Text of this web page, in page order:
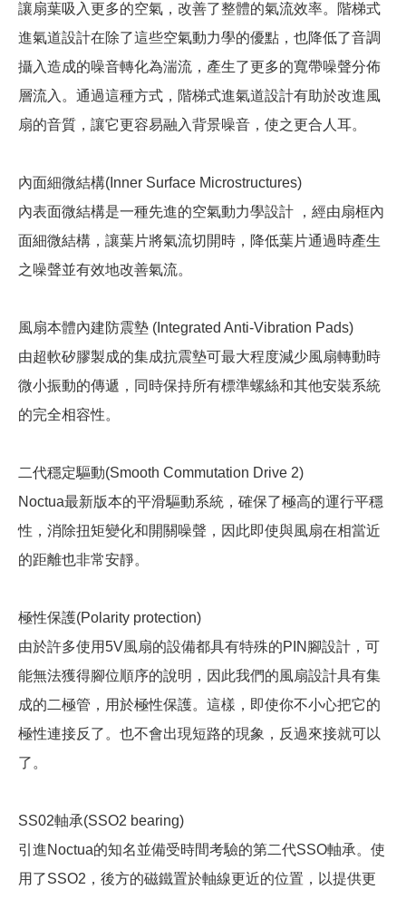
讓扇葉吸入更多的空氣，改善了整體的氣流效率。階梯式
進氣道設計在除了這些空氣動力學的優點，也降低了音調
攝入造成的噪音轉化為湍流，產生了更多的寬帶噪聲分佈
層流入。通過這種方式，階梯式進氣道設計有助於改進風
扇的音質，讓它更容易融入背景噪音，使之更合人耳。
內面細微結構(Inner Surface Microstructures)
內表面微結構是一種先進的空氣動力學設計 ，經由扇框內
面細微結構，讓葉片將氣流切開時，降低葉片通過時產生
之噪聲並有效地改善氣流。
風扇本體內建防震墊 (Integrated Anti-Vibration Pads)
由超軟矽膠製成的集成抗震墊可最大程度減少風扇轉動時
微小振動的傳遞，同時保持所有標準螺絲和其他安裝系統
的完全相容性。
二代穩定驅動(Smooth Commutation Drive 2)
Noctua最新版本的平滑驅動系統，確保了極高的運行平穩
性，消除扭矩變化和開關噪聲，因此即使與風扇在相當近
的距離也非常安靜。
極性保護(Polarity protection)
由於許多使用5V風扇的設備都具有特殊的PIN腳設計，可
能無法獲得腳位順序的說明，因此我們的風扇設計具有集
成的二極管，用於極性保護。這樣，即使你不小心把它的
極性連接反了。也不會出現短路的現象，反過來接就可以
了。
SS02軸承(SSO2 bearing)
引進Noctua的知名並備受時間考驗的第二代SSO軸承。使
用了SSO2，後方的磁鐵置於軸線更近的位置，以提供更